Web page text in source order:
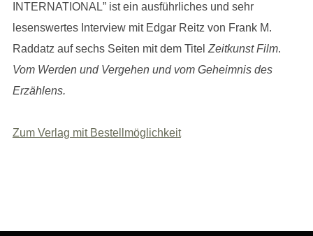
INTERNATIONAL” ist ein ausführliches und sehr
lesenswertes Interview mit Edgar Reitz von Frank M.
Raddatz auf sechs Seiten mit dem Titel Zeitkunst Film.
Vom Werden und Vergehen und vom Geheimnis des
Erzählens.
Zum Verlag mit Bestellmöglichkeit